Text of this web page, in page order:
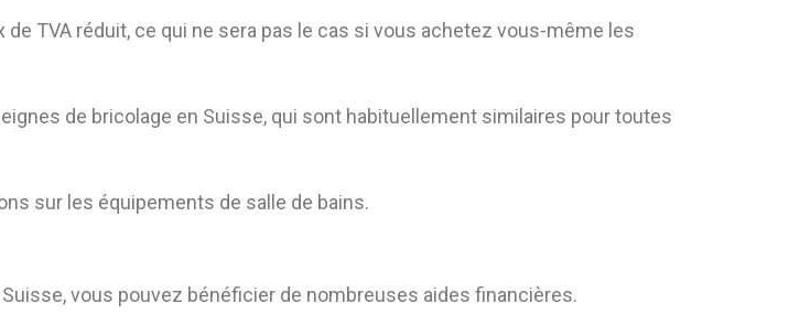
TVA réduit, ce qui ne sera pas le cas si vous achetez vous-même les
de bricolage en Suisse, qui sont habituellement similaires pour toutes
sur les équipements de salle de bains.
vous pouvez bénéficier de nombreuses aides financières.